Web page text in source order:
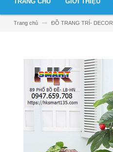
Trang chủ ĐỒ TRANG TRÍ- DECOR